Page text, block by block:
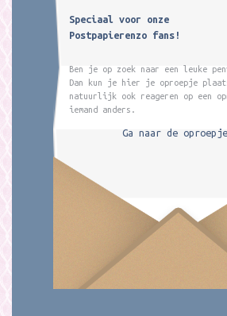
Speciaal voor onze
Postpapierenzo fans!
Ben je op zoek naar een leuke
Dan kun je hier je oproepje
natuurlijk ook reageren op een
iemand anders.
Ga naar de